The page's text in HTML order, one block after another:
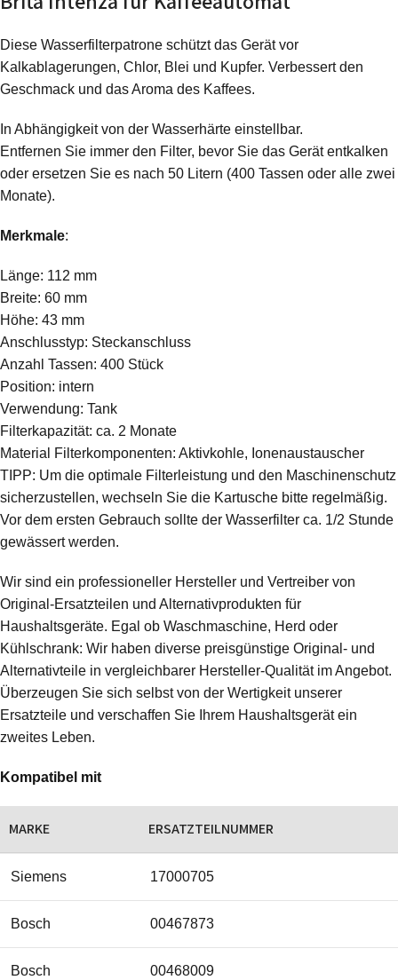
Diese Wasserfilterpatrone schützt das Gerät vor
Kalkablagerungen, Chlor, Blei und Kupfer. Verbessert den
Geschmack und das Aroma des Kaffees.
In Abhängigkeit von der Wasserhärte einstellbar.
Entfernen Sie immer den Filter, bevor Sie das Gerät entkalken
oder ersetzen Sie es nach 50 Litern (400 Tassen oder alle zwei
Monate).
Merkmale:
Länge: 112 mm
Breite: 60 mm
Höhe: 43 mm
Anschlusstyp: Steckanschluss
Anzahl Tassen: 400 Stück
Position: intern
Verwendung: Tank
Filterkapazität: ca. 2 Monate
Material Filterkomponenten: Aktivkohle, Ionenaustauscher
TIPP: Um die optimale Filterleistung und den Maschinenschutz
sicherzustellen, wechseln Sie die Kartusche bitte regelmäßig.
Vor dem ersten Gebrauch sollte der Wasserfilter ca. 1/2 Stunde
gewässert werden.
Wir sind ein professioneller Hersteller und Vertreiber von
Original-Ersatzteilen und Alternativprodukten für
Haushaltsgeräte. Egal ob Waschmaschine, Herd oder
Kühlschrank: Wir haben diverse preisgünstige Original- und
Alternativteile in vergleichbarer Hersteller-Qualität im Angebot.
Überzeugen Sie sich selbst von der Wertigkeit unserer
Ersatzteile und verschaffen Sie Ihrem Haushaltsgerät ein
zweites Leben.
Kompatibel mit
MARKE ERSATZTEILNUMMER
Siemens 17000705
Bosch 00467873
Bosch 00468009